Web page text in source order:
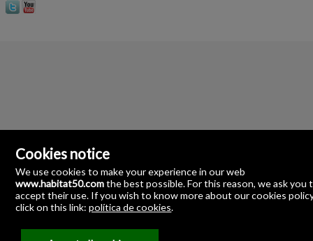
Angostillo, 2-Pasaje Los Azahares-Local 15
Cookies notice
We use cookies to make your experience in our web
www.habitat50.comthe best possible. For this reason, we ask you
accept their use. If you wish to know more about our cookies
click on this link:política de cookies.